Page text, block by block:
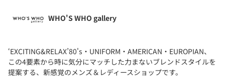
WHO'S WHO gallery
‘EXCITING&RELAX’80's・UNIFORM・AMERICAN・EUROPIAN、
この4要素から時に気分にマッチした力まないブレンドスタイルを
提案する、新感覚のメンズ＆レディースショップです。